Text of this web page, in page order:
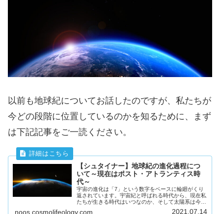
以前も地球紀についてお話したのですが、私たちが
今どの段階に位置しているのかを知るために、まず
は下記記事をご一読ください。
【シュタイナー】地球紀の進化過程につ
いて～現在はポスト・アトランティス時
代～
宇宙の進化は「7」という数字をベースに輪廻がくり
返されています。宇宙紀と呼ばれる時代から、現在私
たちが生きる時代はいつなのか、そして太陽系は今後
どう進んでいくのか。シュタイナーの膨大な宇宙情報
noos.cosmolifeology.com 2021.07.14